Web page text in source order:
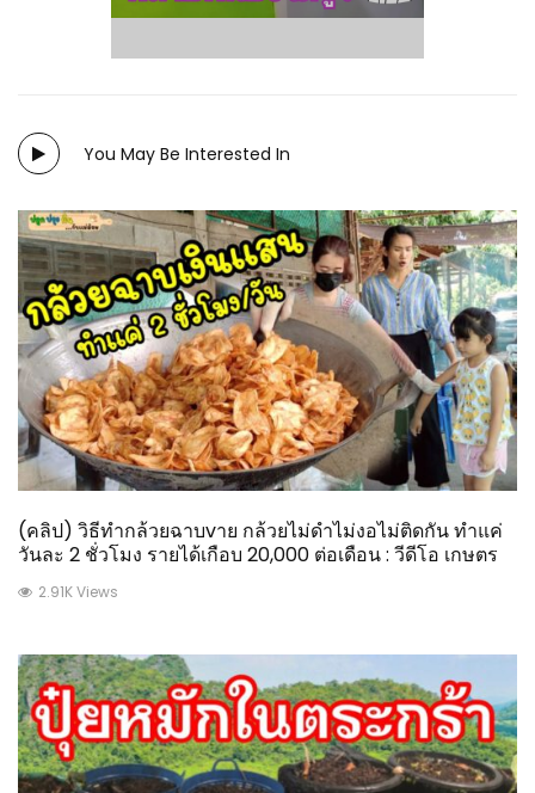
You May Be Interested In
(คลิป) วิธีทำกล้วยฉาบvาย กล้วยไม่ดำไม่งอไม่ติดกัน ทำแค่
วันละ 2 ชั่วโมง รายได้เกือบ 20,000 ต่อเดือน : วีดีโอ เกษตร
2.91K Views